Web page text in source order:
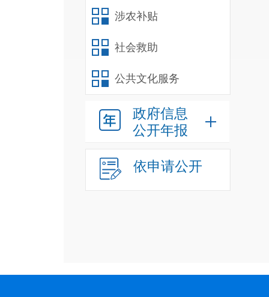
涉农补贴
社会救助
公共文化服务
政府信息
公开年报
依申请公开